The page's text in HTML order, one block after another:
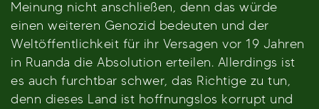
Meinung nicht anschließen, denn das würde
einen weiteren Genozid bedeuten und der
Weltöffentlichkeit für ihr Versagen vor 19 Jahren
in Ruanda die Absolution erteilen. Allerdings ist
es auch furchtbar schwer, das Richtige zu tun,
denn dieses Land ist hoffnungslos korrupt und